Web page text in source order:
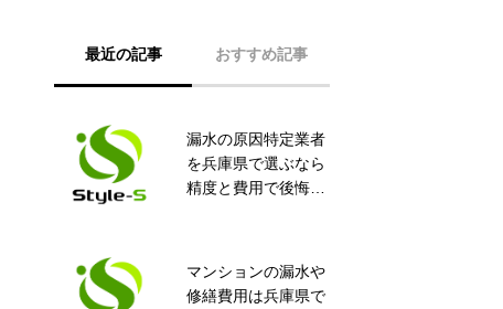
最近の記事 おすすめ記事
漏水の原因特定業者
を兵庫県で選ぶなら
精度と費用で後悔し
マンションの漏水や
修繕費用は兵庫県で
漏水と隣人トラブル
補修を兵庫県で損せ
ず解決する実務ガイ
コンクリート打設不
良に最適な高圧止水